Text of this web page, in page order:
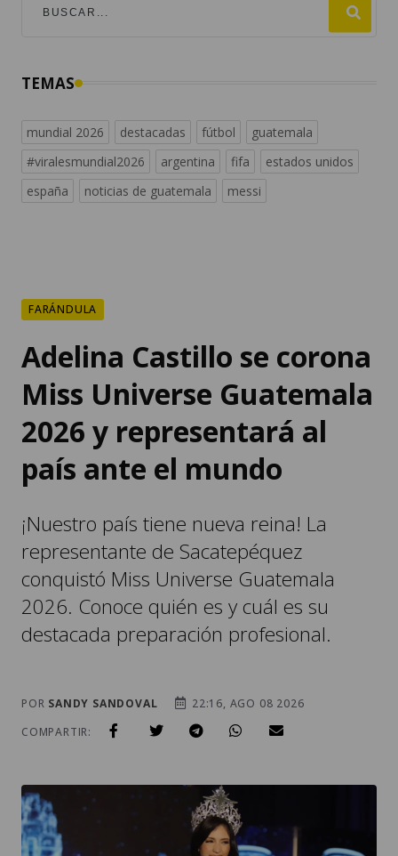
TEMAS
mundial 2026 destacadas fútbol
guatemala
#viralesmundial2026
argentina fifa
estados unidos
españa
noticias de guatemala messi
FARÁNDULA
Adelina Castillo se corona
Miss Universe Guatemala
2026 y representará al
país ante el mundo
¡Nuestro país tiene nueva reina! La
representante de Sacatepéquez
conquistó Miss Universe Guatemala
2026. Conoce quién es y cuál es su
destacada preparación profesional.
POR SANDY SANDOVAL
22:16, AGO 08 2026
COMPARTIR: